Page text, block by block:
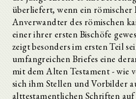
überliefert, wenn ein römischer
Anverwandter des römischen
einer ihrer ersten Bischöfe
zeigt besonders im ersten Teil
umfangreichen Briefes eine
mit dem Alten Testament - wie
sich ihm Stellen und Vorbilder
alttestamentlichen Schriften auf